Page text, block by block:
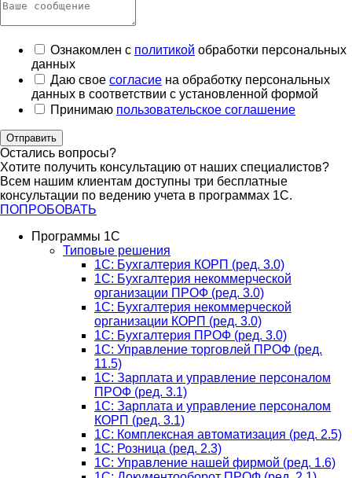
Ознакомлен с политикой обработки персональных
данных
Даю свое согласие на обработку персональных
данных в соответствии с установленной формой
Принимаю пользовательское соглашение
Отправить
Остались вопросы?
Хотите получить консультацию от наших специалистов?
Всем нашим клиентам доступны три бесплатные
консультации по ведению учета в программах 1С.
ПОПРОБОВАТЬ
Программы 1С
Типовые решения
1C: Бухгалтерия КОРП (ред. 3.0)
1С: Бухгалтерия некоммерческой
организации ПРОФ (ред. 3.0)
1С: Бухгалтерия некоммерческой
организации КОРП (ред. 3.0)
1C: Бухгалтерия ПРОФ (ред. 3.0)
1C: Управление торговлей ПРОФ (ред.
11.5)
1C: Зарплата и управление персоналом
ПРОФ (ред. 3.1)
1C: Зарплата и управление персоналом
КОРП (ред. 3.1)
1C: Комплексная автоматизация (ред. 2.5)
1С: Розница (ред. 2.3)
1С: Управление нашей фирмой (ред. 1.6)